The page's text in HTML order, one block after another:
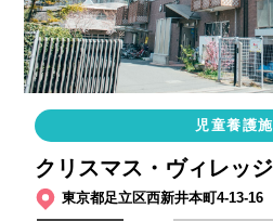
児童養護
クリスマス・ヴィレッジ
東京都足立区西新井本町4-13-16